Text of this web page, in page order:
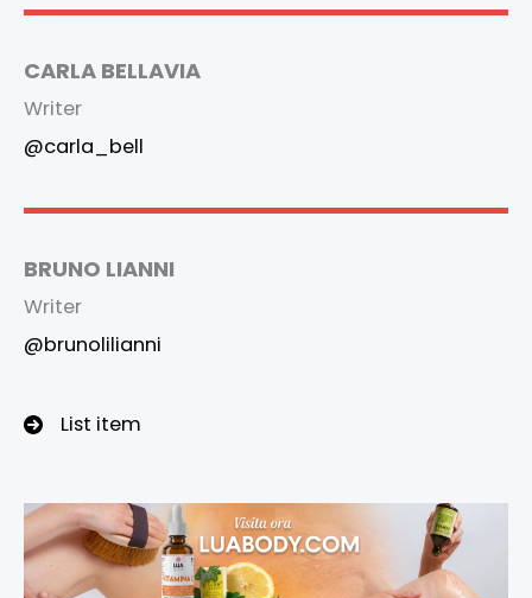
CARLA BELLAVIA
Writer
@carla_bell
BRUNO LIANNI
Writer
@brunolilianni
List item